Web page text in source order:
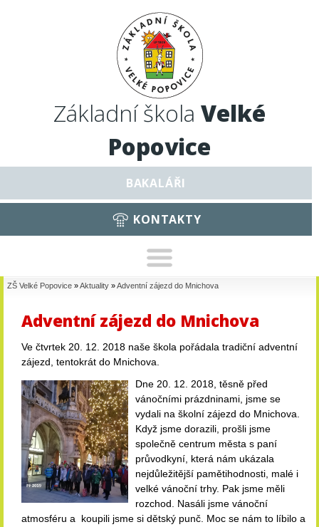
Základní škola Velké
Popovice
BAKALÁŘI
KONTAKTY
ZŠ Velké Popovice » Aktuality » Adventní zájezd do Mnichova
Adventní zájezd do Mnichova
Ve čtvrtek 20. 12. 2018 naše škola pořádala tradiční adventní
zájezd, tentokrát do Mnichova.
Dne 20. 12. 2018, těsně před
vánočními prázdninami, jsme se
vydali na školní zájezd do Mnichova.
Když jsme dorazili, prošli jsme
společně centrum města s paní
průvodkyní, která nám ukázala
nejdůležitější pamětihodnosti, malé i
velké vánoční trhy. Pak jsme měli
rozchod. Nasáli jsme vánoční
atmosféru a koupili jsme si dětský punč. Moc se nám to líbilo a